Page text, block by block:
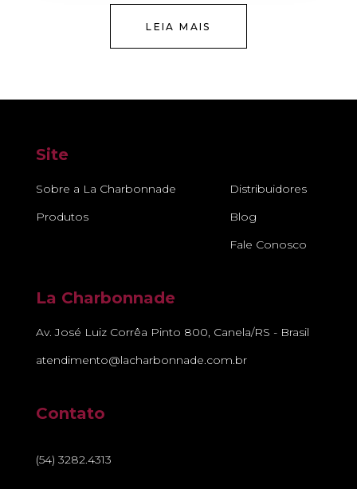
LEIA MAIS
Site
Sobre a La Charbonnade
Produtos
Distribuidores
Blog
Fale Conosco
La Charbonnade
Av. José Luiz Corrêa Pinto 800, Canela/RS - Brasil
atendimento@lacharbonnade.com.br
Contato
(54) 3282.4313